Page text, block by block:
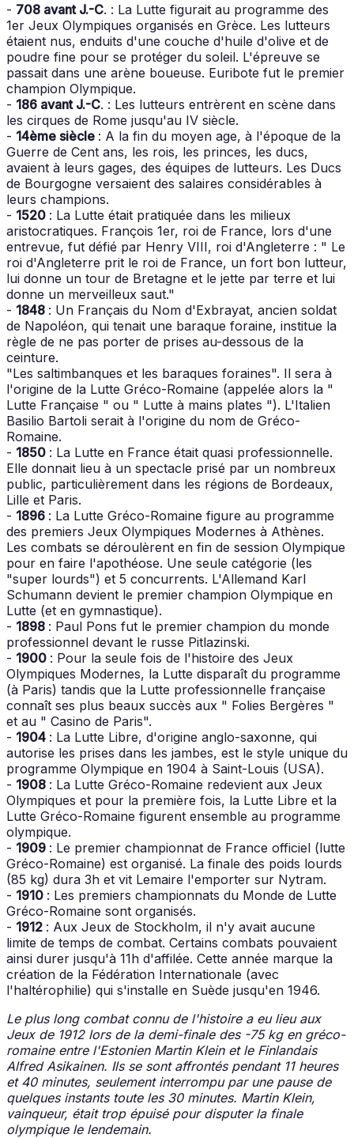
- 708 avant J.-C. : La Lutte figurait au programme des
1er Jeux Olympiques organisés en Grèce. Les lutteurs
étaient nus, enduits d'une couche d'huile d'olive et de
poudre fine pour se protéger du soleil. L'épreuve se
passait dans une arène boueuse. Euribote fut le premier
champion Olympique.
- 186 avant J.-C. : Les lutteurs entrèrent en scène dans
les cirques de Rome jusqu'au IV siècle.
- 14ème siècle : A la fin du moyen age, à l'époque de la
Guerre de Cent ans, les rois, les princes, les ducs,
avaient à leurs gages, des équipes de lutteurs. Les Ducs
de Bourgogne versaient des salaires considérables à
leurs champions.
- 1520 : La Lutte était pratiquée dans les milieux
aristocratiques. François 1er, roi de France, lors d'une
entrevue, fut défié par Henry VIII, roi d'Angleterre : " Le
roi d'Angleterre prit le roi de France, un fort bon lutteur,
lui donne un tour de Bretagne et le jette par terre et lui
donne un merveilleux saut."
- 1848 : Un Français du Nom d'Exbrayat, ancien soldat
de Napoléon, qui tenait une baraque foraine, institue la
règle de ne pas porter de prises au-dessous de la
ceinture.
"Les saltimbanques et les baraques foraines". Il sera à
l'origine de la Lutte Gréco-Romaine (appelée alors la "
Lutte Française " ou " Lutte à mains plates "). L'Italien
Basilio Bartoli serait à l'origine du nom de Gréco-
Romaine.
- 1850 : La Lutte en France était quasi professionnelle.
Elle donnait lieu à un spectacle prisé par un nombreux
public, particulièrement dans les régions de Bordeaux,
Lille et Paris.
- 1896 : La Lutte Gréco-Romaine figure au programme
des premiers Jeux Olympiques Modernes à Athènes.
Les combats se déroulèrent en fin de session Olympique
pour en faire l'apothéose. Une seule catégorie (les
"super lourds") et 5 concurrents. L'Allemand Karl
Schumann devient le premier champion Olympique en
Lutte (et en gymnastique).
- 1898 : Paul Pons fut le premier champion du monde
professionnel devant le russe Pitlazinski.
- 1900 : Pour la seule fois de l'histoire des Jeux
Olympiques Modernes, la Lutte disparaît du programme
(à Paris) tandis que la Lutte professionnelle française
connaît ses plus beaux succès aux " Folies Bergères "
et au " Casino de Paris".
- 1904 : La Lutte Libre, d'origine anglo-saxonne, qui
autorise les prises dans les jambes, est le style unique du
programme Olympique en 1904 à Saint-Louis (USA).
- 1908 : La Lutte Gréco-Romaine redevient aux Jeux
Olympiques et pour la première fois, la Lutte Libre et la
Lutte Gréco-Romaine figurent ensemble au programme
olympique.
- 1909 : Le premier championnat de France officiel (lutte
Gréco-Romaine) est organisé. La finale des poids lourds
(85 kg) dura 3h et vit Lemaire l'emporter sur Nytram.
- 1910 : Les premiers championnats du Monde de Lutte
Gréco-Romaine sont organisés.
- 1912 : Aux Jeux de Stockholm, il n'y avait aucune
limite de temps de combat. Certains combats pouvaient
ainsi durer jusqu'à 11h d'affilée. Cette année marque la
création de la Fédération Internationale (avec
l'haltérophilie) qui s'installe en Suède jusqu'en 1946.
Le plus long combat connu de l'histoire a eu lieu aux
Jeux de 1912 lors de la demi-finale des -75 kg en gréco-
romaine entre l'Estonien Martin Klein et le Finlandais
Alfred Asikainen. Ils se sont affrontés pendant 11 heures
et 40 minutes, seulement interrompu par une pause de
quelques instants toute les 30 minutes. Martin Klein,
vainqueur, était trop épuisé pour disputer la finale
olympique le lendemain.